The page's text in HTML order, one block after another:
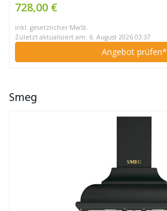
728,00 €
inkl. gesetzlicher MwSt.
Zuletzt aktualisiert am: 6. August 2026 03:37
Angebot prüfen*
Smeg